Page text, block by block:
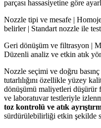
parçası hassasiyetine göre
Nozzle tipi ve mesafe |
belirler | Standart nozzle ile
Geri dönüşüm ve filtrasyon |
Düzenli analiz ve etkin atık
Nozzle seçimi ve doğru basınç
tutarlılığını özellikle yüzey
dönüşümü maliyetleri
ve laboratuvar testleriyle
toz kontrolü ve atık
sürdürülebilirliği etkin şekilde